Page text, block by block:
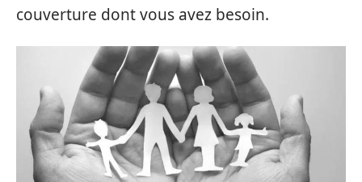
couverture dont vous avez besoin.